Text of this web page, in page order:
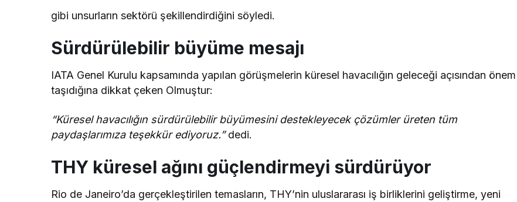
gibi unsurların sektörü şekillendirdiğini söyledi.
Sürdürülebilir büyüme mesajı
IATA Genel Kurulu kapsamında yapılan görüşmelerin küresel havacılığın geleceği açısından önem
taşıdığına dikkat çeken Olmuştur:
“Küresel havacılığın sürdürülebilir büyümesini destekleyecek çözümler üreten tüm
paydaşlarımıza teşekkür ediyoruz.”dedi.
THY küresel ağını güçlendirmeyi sürdürüyor
Rio de Janeiro’da gerçekleştirilen temasların, THY’nin uluslararası iş birliklerini geliştirme, yeni